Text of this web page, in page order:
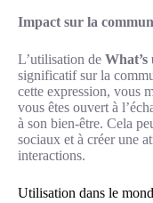
Impact sur la
L’utilisation de What’s
significatif sur la
cette expression, vous
vous êtes ouvert à
à son bien-être. Cela
sociaux et à créer une
interactions.
Utilisation dans le